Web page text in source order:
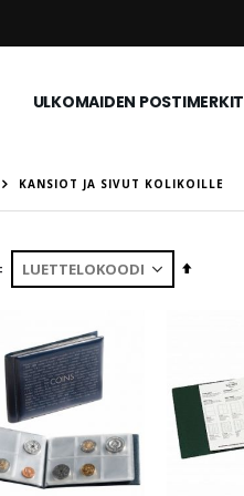
ULKOMAIDEN POSTIMERKIT
KANSIOT JA SIVUT KOLIKOILLE
Aseta